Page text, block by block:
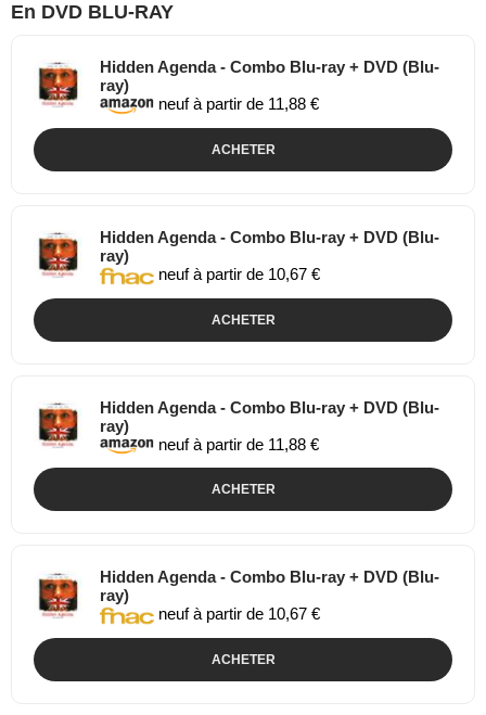
En DVD BLU-RAY
Hidden Agenda - Combo Blu-ray + DVD (Blu-
ray)
neuf à partir de 11,88 €
ACHETER
Hidden Agenda - Combo Blu-ray + DVD (Blu-
ray)
neuf à partir de 10,67 €
ACHETER
Hidden Agenda - Combo Blu-ray + DVD (Blu-
ray)
neuf à partir de 11,88 €
ACHETER
Hidden Agenda - Combo Blu-ray + DVD (Blu-
ray)
neuf à partir de 10,67 €
ACHETER